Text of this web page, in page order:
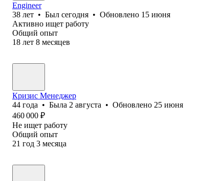
Engineer
38 лет • Был сегодня • Обновлено 15 июня
Активно ищет работу
Общий опыт
18 лет 8 месяцев
Кризис Менеджер
44 года • Была 2 августа • Обновлено 25 июня
460 000 ₽
Не ищет работу
Общий опыт
21 год 3 месяца